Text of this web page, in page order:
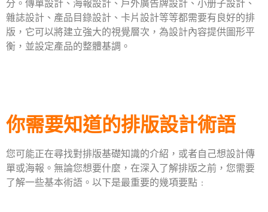
分。傳單設計、海報設計、戶外廣告牌設計、小册子設計、
雜誌設計、產品目錄設計、卡片設計等等都需要有 良好的排
版，它可以將建立強大的視覺層次，為設計內容提供圖形平
衡，並設定產品的整體基調。
你需要知道的排版設計術語
您可能正在尋找對排版基礎知識的介紹，或者自己想設計傳
單或海報。無論您想要什麼， 在深入了解排版之前，您需要
了解一些基本術語。以下是最重要的幾項要點﹕